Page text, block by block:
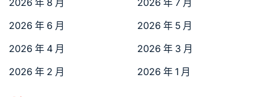
2026 年 8 月
2026 年 7 月
2026 年 6 月
2026 年 5 月
2026 年 4 月
2026 年 3 月
2026 年 2 月
2026 年 1 月